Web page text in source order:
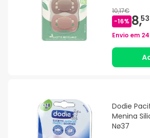
10,17€
-16% 8,
Envio em
Dodie
Menina
Nø37